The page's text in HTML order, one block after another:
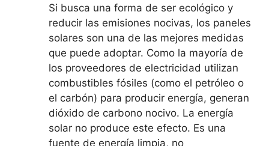
Si busca una forma de ser ecológico y
reducir las emisiones nocivas, los paneles
solares son una de las mejores medidas
que puede adoptar. Como la mayoría de
los proveedores de electricidad utilizan
combustibles fósiles (como el petróleo o
el carbón) para producir energía, generan
dióxido de carbono nocivo. La energía
solar no produce este efecto. Es una
fuente de energía limpia, no